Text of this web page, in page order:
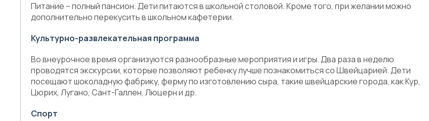
Питание – полный пансион. Дети питаются в школьной столовой. Кроме того, при желании можно
дополнительно перекусить в школьном кафетерии.
Культурно-развлекательная программа
Во внеурочное время организуются разнообразные мероприятия и игры. Два раза в неделю
проводятся экскурсии, которые позволяют ребенку лучше познакомиться со Швейцарией. Дети
посещают шоколадную фабрику, ферму по изготовлению сыра, такие швейцарские города, как Кур,
Цюрих, Лугано, Сант-Галлен, Люцерн и др.
Спорт